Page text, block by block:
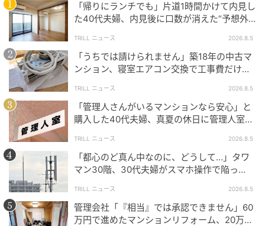
しかし、手元に資金がありませんでした。
貯蓄はほとんど残っておらず、修繕費を用意できない
状態。最終的にAさん夫婦は、修繕を先送りする判断
をします。
「まだ住めるから大丈夫だろう」
そう話す一方で、不安を隠せない様子でした。
ただ、この判断は後に大きな負担につながります。
劣化が進行する
結果として修繕費がさらに増える
「帰りにランチでも」片道1時間かけて内見し
た40代夫婦、内見後に口数が消えた“予想外
TRILL ニュース 2026.8.5
「うちでは請けられません」築18年の中古マ
ンション、寝室エアコン交換で工事費だけ約8
TRILL ニュース 2026.8.5
「管理人さんがいるマンションなら安心」と
購入した40代夫婦、真夏の休日に管理人室を
TRILL ニュース 2026.8.5
「都心のど真ん中なのに、どうして…」タワ
マン30階、30代夫婦がスマホ操作で陥っ
TRILL ニュース 2026.8.5
管理会社「『相当』では承認できません」60
万円で進めたマンションリフォーム、20万円